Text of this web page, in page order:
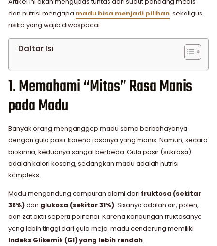
dan nutrisi mengapa madu bisa menjadi pilihan, sekaligus
risiko yang wajib diwaspadai.
Daftar Isi
1. Memahami “Mitos” Rasa Manis
pada Madu
Banyak orang menganggap madu sama berbahayanya
dengan gula pasir karena rasanya yang manis. Namun, secara
biokimia, keduanya sangat berbeda. Gula pasir (sukrosa)
adalah kalori kosong, sedangkan madu adalah nutrisi
kompleks.
Madu mengandung campuran alami dari fruktosa (sekitar
38%)dan glukosa (sekitar 31%). Sisanya adalah air, polen,
dan zat aktif seperti polifenol. Karena kandungan fruktosanya
yang lebih tinggi dari gula meja, madu cenderung memiliki
Indeks Glikemik (GI) yang lebih rendah.